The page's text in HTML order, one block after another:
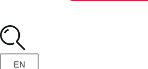
Equipa
Plano
Estratégico
EN